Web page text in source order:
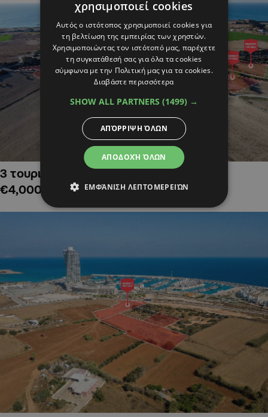
3 τουριστικά χωράφια στην Αλαμινό,
€4,000,000
χρησιμοποιεί cookies
Αυτός ο ιστότοπος χρησιμοποιεί cookies για
τη βελτίωση της εμπειρίας των χρηστών.
Χρησιμοποιώντας τον ιστότοπό μας, παρέχετε
τη συγκατάθεσή σας για όλα τα cookies
σύμφωνα με την Πολιτική μας για τα cookies.
Διαβάστε περισσότερα
SHOW ALL PARTNERS (1499) →
ΑΠΟΔΟΧΉ ΌΛΩΝ
ΑΠΌΡΡΙΨΗ ΌΛΩΝ
ΕΜΦΆΝΙΣΗ ΛΕΠΤΟΜΕΡΕΙΏΝ